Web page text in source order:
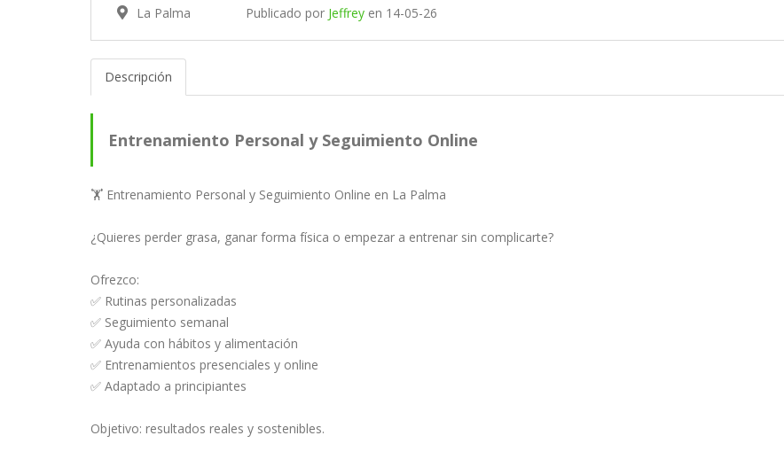
La Palma Publicado por Jeffreyen 14-05-26
Descripción
Entrenamiento Personal y Seguimiento Online
🏋️ Entrenamiento Personal y Seguimiento Online en La Palma
¿Quieres perder grasa, ganar forma física o empezar a entrenar sin complicarte?
Ofrezco:
✅ Rutinas personalizadas
✅ Seguimiento semanal
✅ Ayuda con hábitos y alimentación
✅ Entrenamientos presenciales y online
✅ Adaptado a principiantes
Objetivo: resultados reales y sostenibles.